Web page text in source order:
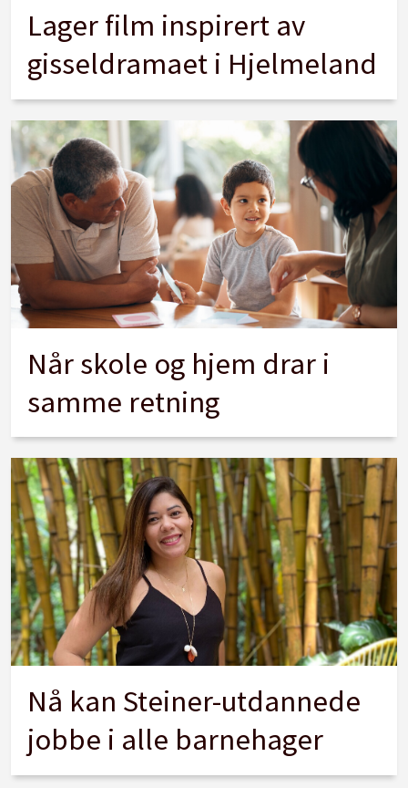
Lager film inspirert av
gisseldramaet i Hjelmeland
Når skole og hjem drar i
samme retning
Nå kan Steiner-utdannede
jobbe i alle barnehager